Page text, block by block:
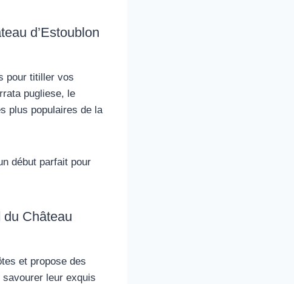
d’Estoublon
pour titiller vos
pugliese, le
plus populaires de la
début parfait pour
Château
et propose des
leur exquis